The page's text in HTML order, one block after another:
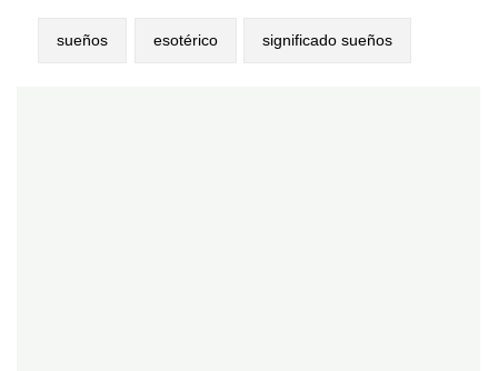
sueños esotérico significado sueños